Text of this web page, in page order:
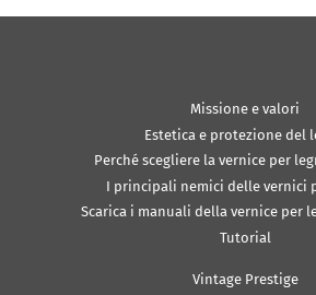
Missione e valori
Estetica e protezione del
Perché scegliere la vernice per
I principali nemici delle vernici
Scarica i manuali della vernice per
Tutorial
Vintage Prestige